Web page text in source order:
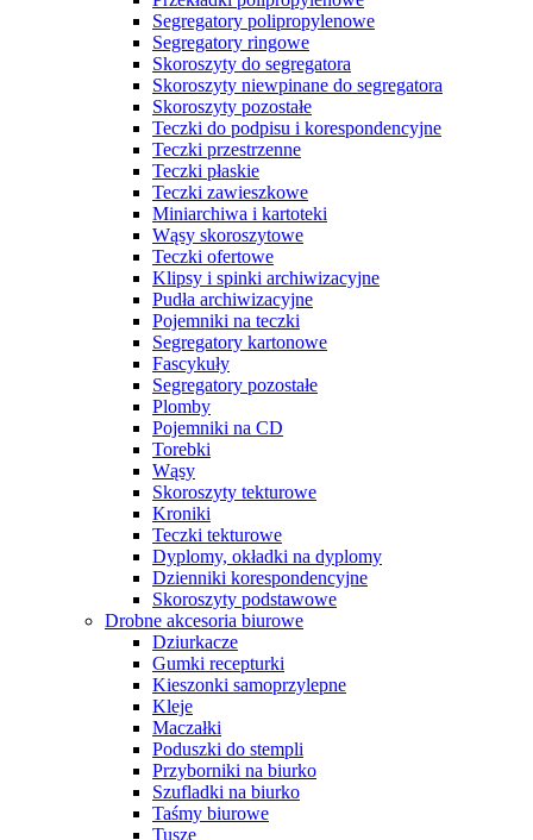
Segregatory polipropylenowe
Segregatory ringowe
Skoroszyty do segregatora
Skoroszyty niewpinane do segregatora
Skoroszyty pozostałe
Teczki do podpisu i korespondencyjne
Teczki przestrzenne
Teczki płaskie
Teczki zawieszkowe
Miniarchiwa i kartoteki
Wąsy skoroszytowe
Teczki ofertowe
Klipsy i spinki archiwizacyjne
Pudła archiwizacyjne
Pojemniki na teczki
Segregatory kartonowe
Fascykuły
Segregatory pozostałe
Plomby
Pojemniki na CD
Torebki
Wąsy
Skoroszyty tekturowe
Kroniki
Teczki tekturowe
Dyplomy, okładki na dyplomy
Dzienniki korespondencyjne
Skoroszyty podstawowe
Drobne akcesoria biurowe
Dziurkacze
Gumki recepturki
Kieszonki samoprzylepne
Kleje
Maczałki
Poduszki do stempli
Przyborniki na biurko
Szufladki na biurko
Taśmy biurowe
Tusze